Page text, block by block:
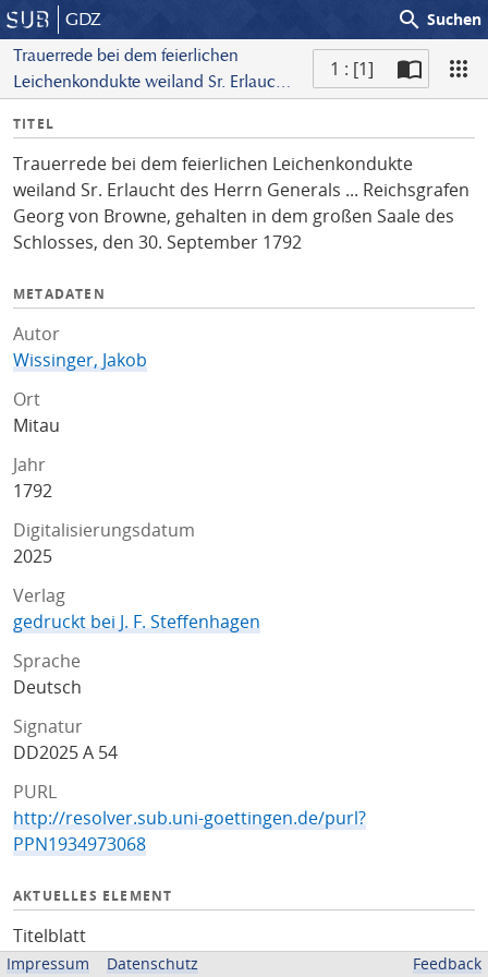
GDZ search Suchen
Trauerrede bei dem feierlichen
Leichenkondukte weiland Sr. Erlaucht
Georg von Browne, gehalten in dem
großen Saale des Schlosses, den 30.
September 1792
1 : [1]
I
f
o
TITEL
Trauerrede bei dem feierlichen Leichenkondukte
weiland Sr. Erlaucht des Herrn Generals ... Reichsgrafen
Georg von Browne, gehalten in dem großen Saale des
Schlosses, den 30. September 1792
METADATEN
Autor
Wissinger, Jakob
Ort
Mitau
Jahr
1792
Digitalisierungsdatum
2025
Verlag
gedruckt bei J. F. Steffenhagen
Sprache
Deutsch
Signatur
DD2025 A 54
PURL
http://resolver.sub.uni-goettingen.de/purl?
PPN1934973068
AKTUELLES ELEMENT
Titelblatt
Impressum Datenschutz Feedback